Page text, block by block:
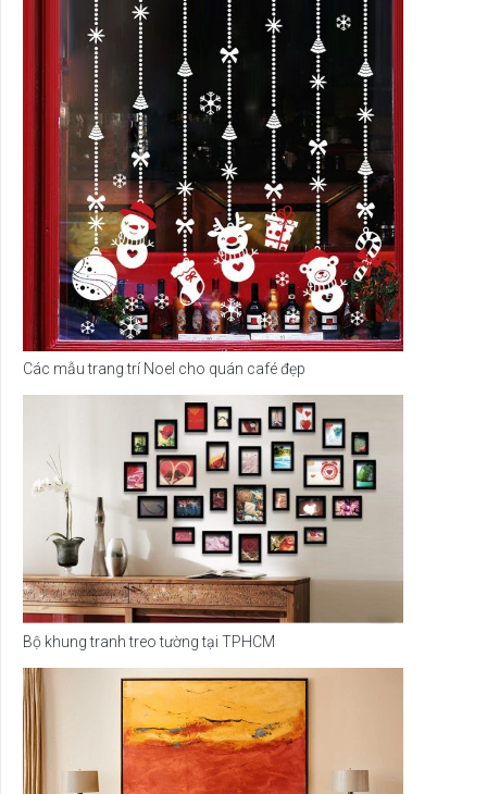
Các mẫu trang trí Noel cho quán café đẹp
Bộ khung tranh treo tường tại TPHCM